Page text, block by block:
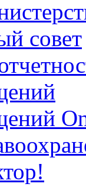
совет